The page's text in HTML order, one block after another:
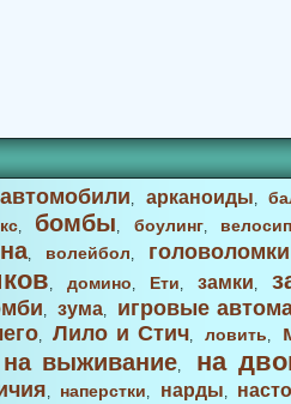
автомобили, арканоиды,
, бомбы, боулинг,
, волейбол, головоломки
, домино, Ети, замки,
, зума,
игровые
,Лило и Стич,ловить,
на выживание, на
, наперстки, нарды,